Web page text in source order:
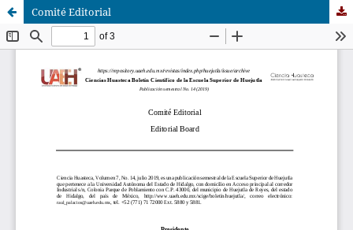
Comité Editorial